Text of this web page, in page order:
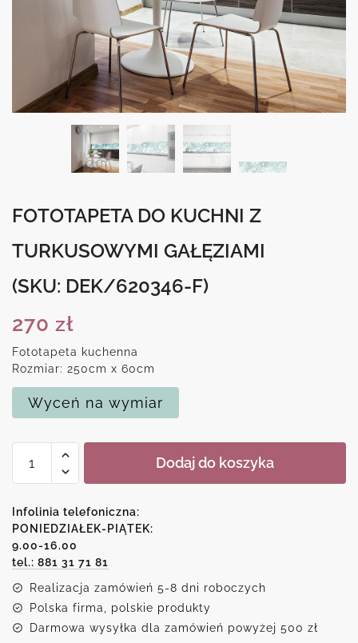
FOTOTAPETA DO KUCHNI Z
TURKUSOWYMI GAŁĘZIAMI
(SKU: DEK/620346-F)
270 zł
Fototapeta kuchenna
Rozmiar: 250cm x 60cm
Wyceń na wymiar
Fototapeta
kuchni
z
turkusowymi
gałęziami
Dodaj do koszyka
Infolinia telefoniczna:
PONIEDZIAŁEK-PIĄTEK:
9.00-16.00
tel.: 881 31 71 81
Realizacja zamówień 5-8 dni roboczych
Polska firma, polskie produkty
Darmowa wysyłka dla zamówień powyżej 500 zł